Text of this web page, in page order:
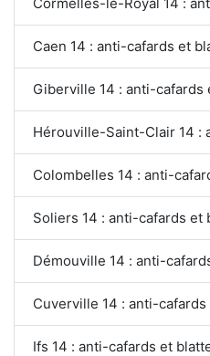
Caen 14 : anti-cafards et
Giberville 14 : anti-cafards
Hérouville-Saint-Clair 14 :
Colombelles 14 : anti-
Soliers 14 : anti-cafards et
Démouville 14 : anti-
Cuverville 14 : anti-
Ifs 14 : anti-cafards et